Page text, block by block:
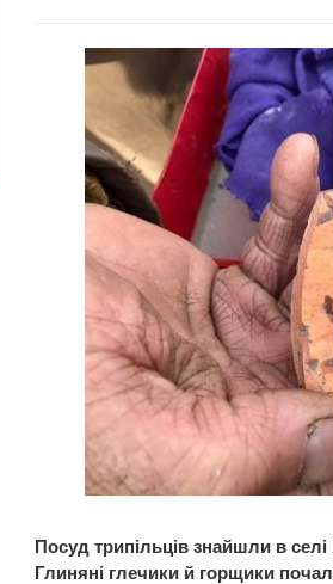
Посуд трипільців знайшли в
Глиняні глечики й горщики